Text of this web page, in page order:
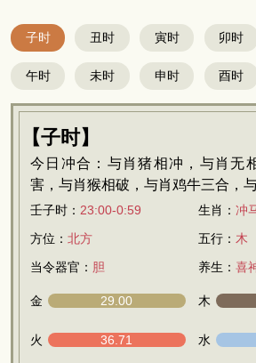
子时 丑时 寅时 卯时
午时 未时 申时 酉时
【子时】
今日冲合：与肖猪相冲，与肖无
害，与肖猴相破，与肖鸡牛三合，
壬子时： 23:00-0:59 生肖： 冲
方位： 北方 五行： 木
当令器官： 胆 养生： 喜
金 29.00 木
火 36.71 水